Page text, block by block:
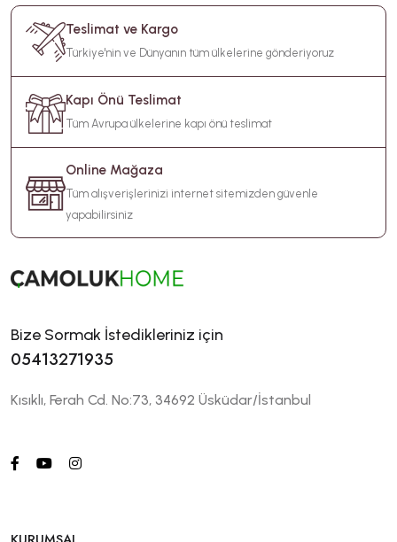
Teslimat ve Kargo
Türkiye'nin ve Dünyanın tüm ülkelerine gönderiyoruz
Kapı Önü Teslimat
Tüm Avrupa ülkelerine kapı önü teslimat
Online Mağaza
Tüm alışverişlerinizi internet sitemizden güvenle
yapabilirsiniz
Bize Sormak İstedikleriniz için
05413271935
Kısıklı, Ferah Cd. No:73, 34692 Üsküdar/İstanbul